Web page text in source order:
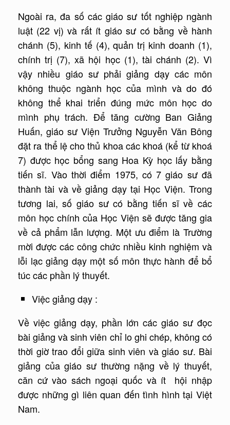
Ngoài ra, đa số các giáo sư tốt nghiệp ngành
luật (22 vị) và rất ít giáo sư có bằng về hành
chánh (5), kinh tế (4), quản trị kinh doanh (1),
chính trị (7), xã hội học (1), tài chánh (2). Vì
vậy nhiều giáo sư phải giảng dạy các môn
không thuộc ngành học của mình và do đó
không thể khai triển đúng mức môn học do
mình phụ trách. Để tăng cường Ban Giảng
Huấn, giáo sư Viện Trưởng Nguyễn Văn Bông
đặt ra thể lệ cho thủ khoa các khoá (kể từ khoá
7) được học bổng sang Hoa Kỳ học lấy bằng
tiến sĩ. Vào thời điểm 1975, có 7 giáo sư đã
thành tài và về giảng dạy tại Học Viện. Trong
tương lai, số giáo sư có bằng tiến sĩ về các
môn học chính của Học Viện sẽ được tăng gia
về cả phẩm lẫn lượng. Một ưu điểm là Trường
mời được các công chức nhiều kinh nghiệm và
lỗi lạc giảng dạy một số môn thực hành để bổ
túc các phần lý thuyết.
Việc giảng dạy :
Về việc giảng dạy, phần lớn các giáo sư đọc
bài giảng và sinh viên chỉ lo ghi chép, không có
thời giờ trao đổi giữa sinh viên và giáo sư. Bài
giảng của giáo sư thường nặng về lý thuyết,
căn cứ vào sách ngoại quốc và ít hội nhập
được những gì liên quan đến tình hình tại Việt
Nam.